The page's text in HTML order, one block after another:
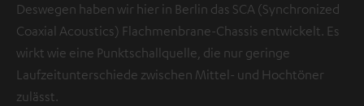
Deswegen haben wir hier in Berlin das SCA (Synchronized
Coaxial Acoustics) Flachmenbrane-Chassis entwickelt. Es
wirkt wie eine Punktschallquelle, die nur geringe
Laufzeitunterschiede zwischen Mittel- und Hochtöner
zulässt.